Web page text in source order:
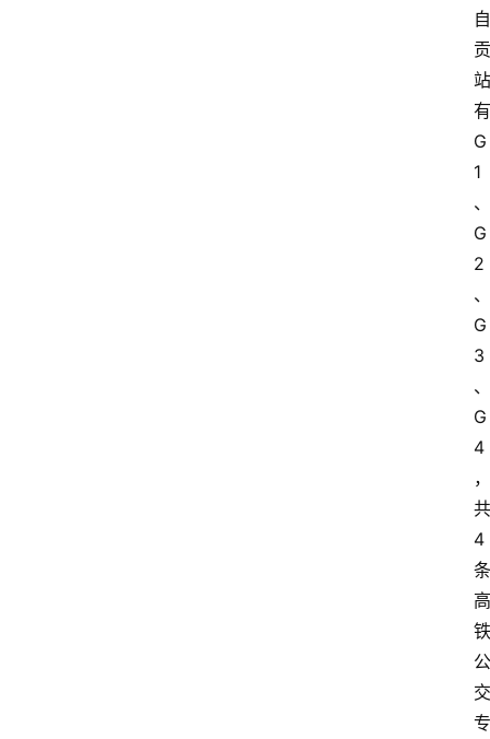
自
贡
站
有
G
1
、
G
2
、
G
3
、
G
4
，
共
4
条
高
铁
公
交
专